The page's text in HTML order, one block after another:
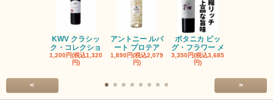
KWV クラシッ
ク・コレクショ
1,200円(税込1,320
円)
アントニー ルパ
ート プロテア
1,890円(税込2,079
円)
ボタニカ ビッ
グ・フラワー メ
3,350円(税込3,685
円)
< >